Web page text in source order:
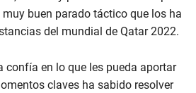
muy buen parado táctico que los ha
del mundial de Qatar 2022.
confía en lo que les pueda aportar
claves ha sabido resolver